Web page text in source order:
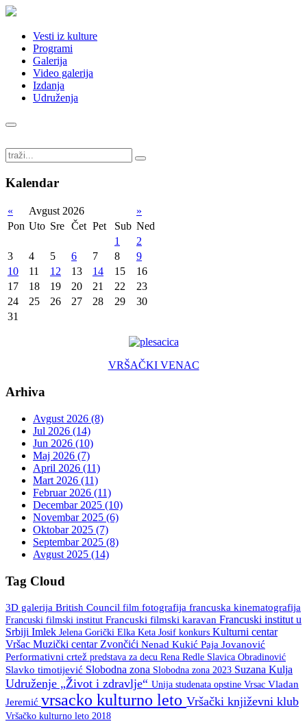
Vesti iz kulture
Programi
Galerija
Video galerija
Izdanja
Udruženja
Kalendar
« Avgust 2026
»
Pon Uto Sre Čet Pet Sub Ned
1
2
3
4 5 6 7 8
9
10
11 12 13 14 15
16
17
18 19 20 21 22
23
24
25 26 27 28 29
30
31
VRŠAČKI VENAC
Arhiva
Avgust 2026 (8)
Jul 2026 (14)
Jun 2026 (10)
Maj 2026 (7)
April 2026 (11)
Mart 2026 (11)
Februar 2026 (11)
Decembar 2025 (10)
Novembar 2025 (6)
Oktobar 2025 (7)
Septembar 2025 (8)
Avgust 2025 (14)
Tag Cloud
3D galerija British Council film fotografija francuska kinematografija
Francuski filmski institut Francuski filmski karavan Francuski institut u
Srbiji Imlek Jelena Gorički Elka Keta Josif konkurs Kulturni centar
Vršac Muzički centar Zvončići Nenad Kukić Paja Jovanović
Performativni crtež predstava za decu Rena Redle Slavica Obradinović
Slavko timotijević Slobodna zona Slobodna zona 2023 Suzana Kulja
Udruženje „Život i zdravlje“ Unija studenata opstine Vrsac Vladan
Jeremić vrsacko kulturno leto Vršački književni klub
Vršačko kulturno leto 2018